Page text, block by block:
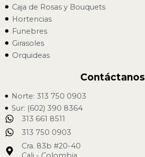
Caja de Rosas y Bouquets
Hortencias
Funebres
Girasoles
Orquideas
Contáctanos
Norte: 313 750 0903
Sur: (602) 390 8364
313 661 8511
313 750 0903
Cra. 83b #20-40